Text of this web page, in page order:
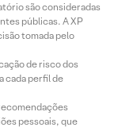
são consideradas
públicas. A XP
tomada pelo
de risco dos
cada perfil de
pessoais, que